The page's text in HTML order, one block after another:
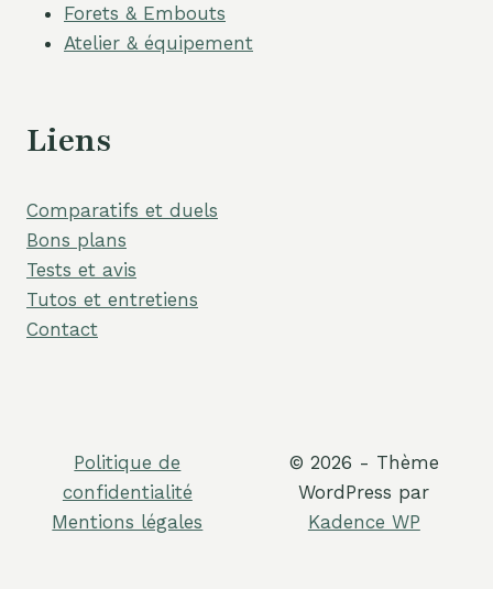
Forets & Embouts
Atelier & équipement
Liens
Comparatifs et duels
Bons plans
Tests et avis
Tutos et entretiens
Contact
Politique de
confidentialité
Mentions légales
© 2026 - Thème
WordPress par
Kadence WP